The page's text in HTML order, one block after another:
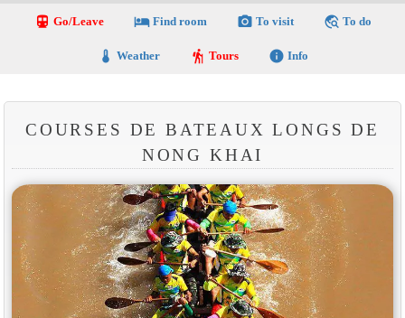
directions_transit Go/Leave local_hotelFind room photo_camera To visit travel_explore To do
thermostat Weather hiking Tours info Info
COURSES DE BATEAUX LONGS DE
NONG KHAI